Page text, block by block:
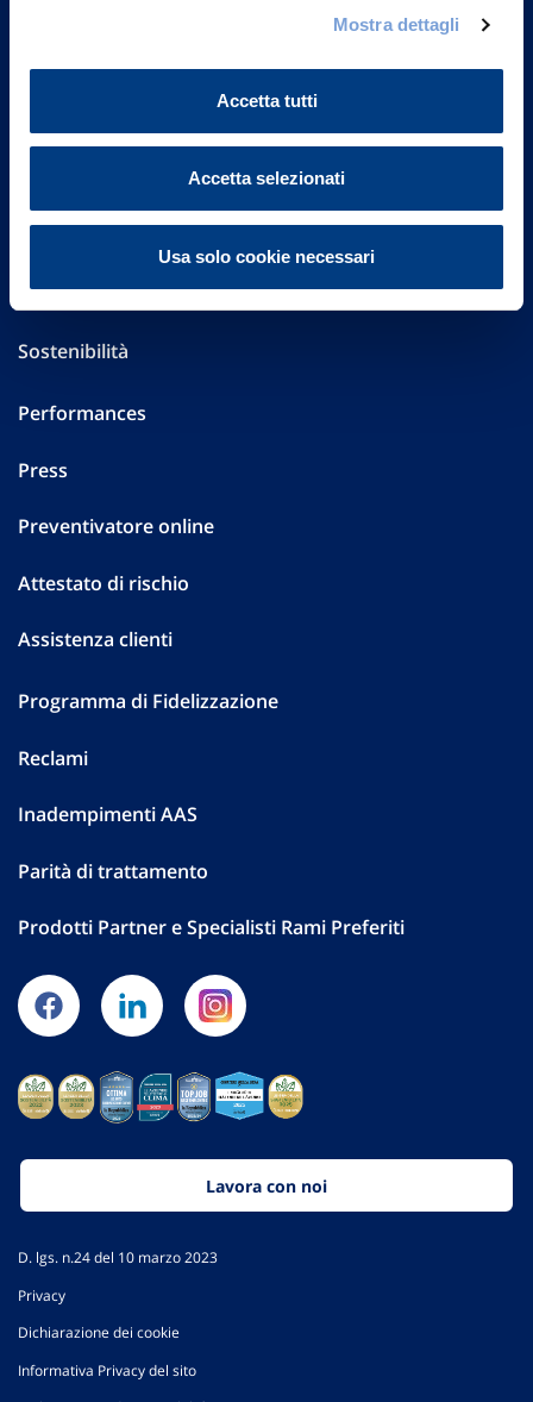
Mostra dettagli
Accetta tutti
Accetta selezionati
Usa solo cookie necessari
Part. IVA 01329510158
FAQ
Altre informazioni
Sostenibilità
Performances
Press
Preventivatore online
Attestato di rischio
Assistenza clienti
Programma di Fidelizzazione
Reclami
Inadempimenti AAS
Parità di trattamento
Prodotti Partner e Specialisti Rami Preferiti
Lavora con noi
D. lgs. n.24 del 10 marzo 2023
Privacy
Dichiarazione dei cookie
Informativa Privacy del sito